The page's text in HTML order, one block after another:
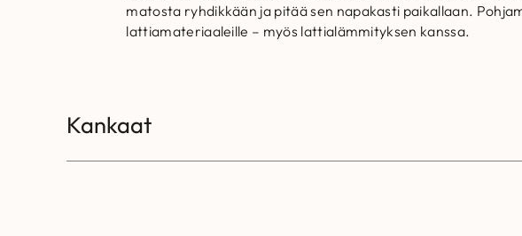
matosta ryhdikkään ja pitää sen napakasti paikallaan.
lattiamateriaaleille – myös lattialämmityksen kanssa.
Kankaat